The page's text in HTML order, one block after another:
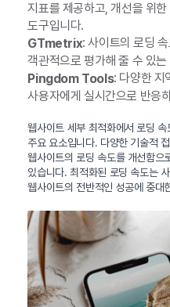
지표를 제공하고, 개선을 위
도구입니다.
GTmetrix: 사이트의 로딩
객관적으로 평가해 줄 수 있
Pingdom Tools: 다양한 지
사용자에게 실시간으로 반응
웹사이트 세부 최적화에서 로딩
주요 요소입니다. 다양한 기술적
웹사이트의 로딩 속도를 개선함으
있습니다. 최적화된 로딩 속도는
웹사이트의 전반적인 성공에 중대